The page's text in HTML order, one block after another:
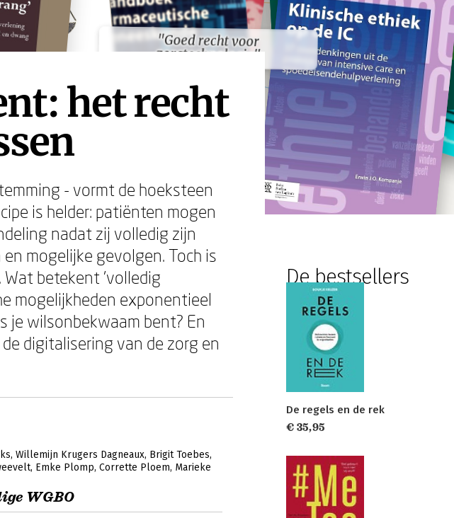
"Goed recht voor
zorgtechnologie"
"Goed recht voor
zorgtechnologie"
het recht
- vormt de hoeksteen
is helder: patiënten mogen
nadat zij volledig zijn
mogelijke gevolgen. Toch is
Wat betekent 'volledig
mogelijkheden exponentieel
je wilsonbekwaam bent? En
digitalisering van de zorg en
Willemijn Krugers Dagneaux Brigit Toebes
Emke Plomp Corrette Ploem Marieke
WGBO
De bestsellers
De regels en de rek
€ 35,95